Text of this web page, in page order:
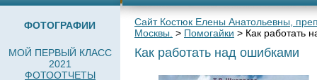
Сайт Костюк Елены Анатольевны,
Москвы. > Помогайки > Как работать
Как работать над ошибками
ФОТОГРАФИИ
МОЙ ПЕРВЫЙ КЛАСС
2021
ФОТООТЧЕТЫ